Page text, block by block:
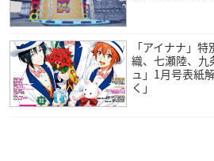
2020年10月11日より放送＆配信スタ
【放送情報】
TOKYO MX 10月11日より毎週日曜22時
「アイナナ」
織、七瀬陸、九
ュ」1月号表紙
く」